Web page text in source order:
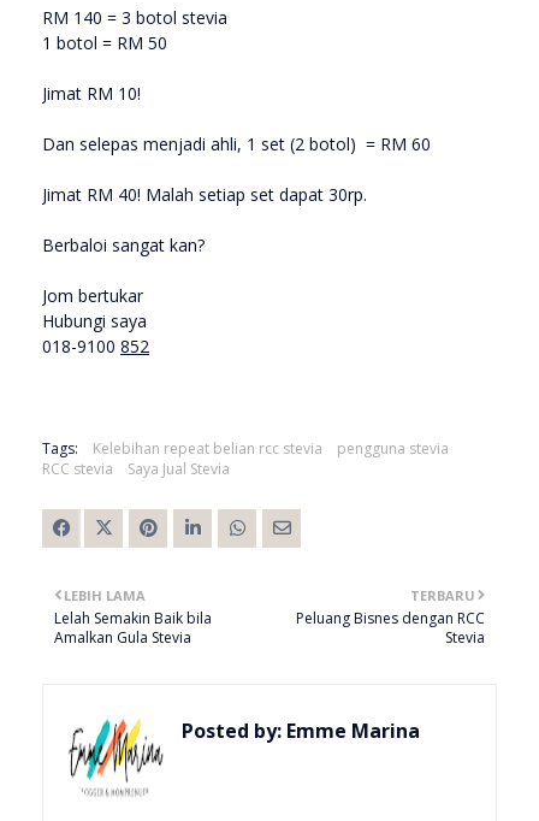
RM 140 = 3 botol stevia
1 botol = RM 50
Jimat RM 10!
Dan selepas menjadi ahli, 1 set (2 botol) = RM 60
Jimat RM 40! Malah setiap set dapat 30rp.
Berbaloi sangat kan?
Jom bertukar
Hubungi saya
018-9100 852
Tags: Kelebihan repeat belian rcc stevia
pengguna stevia
RCC stevia
Saya Jual Stevia
TERBARU
Peluang Bisnes dengan RCC
Stevia
LEBIH LAMA
Lelah Semakin Baik bila
Amalkan Gula Stevia
Posted by: Emme Marina